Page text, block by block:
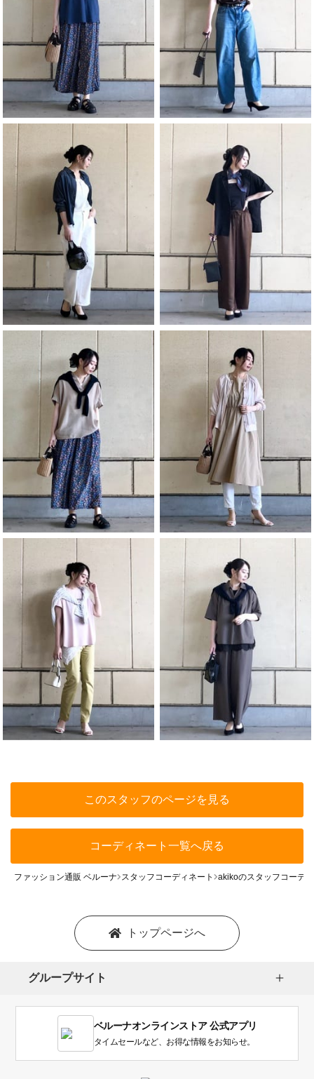
このスタッフのページを見る
コーディネート一覧へ戻る
ファッション通販 ベルーナ スタッフコーディネート akikoのスタッフコーデ
トップページへ
グループサイト
ベルーナオンラインストア 公式アプリ
タイムセールなど、お得な情報をお知らせ。